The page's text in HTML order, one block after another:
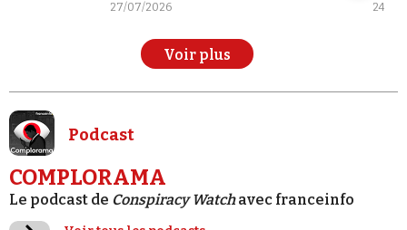
27/07/2026 24/
Voir plus
Podcast
COMPLORAMA
Le podcast de Conspiracy Watchavec franceinfo